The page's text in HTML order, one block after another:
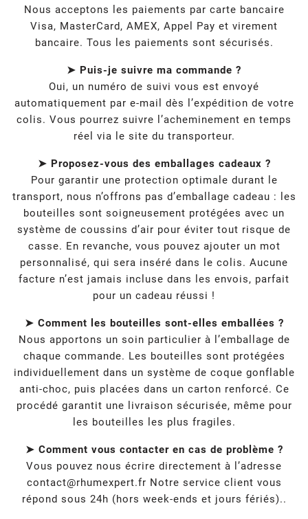
Nous acceptons les paiements par carte bancaire
Visa, MasterCard, AMEX, Appel Pay et virement
bancaire. Tous les paiements sont sécurisés.
➤ Puis-je suivre ma commande ?
Oui, un numéro de suivi vous est envoyé
automatiquement par e-mail dès l’expédition de votre
colis. Vous pourrez suivre l’acheminement en temps
réel via le site du transporteur.
➤ Proposez-vous des emballages cadeaux ?
Pour garantir une protection optimale durant le
transport, nous n’offrons pas d’emballage cadeau : les
bouteilles sont soigneusement protégées avec un
système de coussins d’air pour éviter tout risque de
casse. En revanche, vous pouvez ajouter un mot
personnalisé, qui sera inséré dans le colis. Aucune
facture n’est jamais incluse dans les envois, parfait
pour un cadeau réussi !
➤ Comment les bouteilles sont-elles emballées ?
Nous apportons un soin particulier à l’emballage de
chaque commande. Les bouteilles sont protégées
individuellement dans un système de coque gonflable
anti-choc, puis placées dans un carton renforcé. Ce
procédé garantit une livraison sécurisée, même pour
les bouteilles les plus fragiles.
➤ Comment vous contacter en cas de problème ?
Vous pouvez nous écrire directement à l’adresse
contact@rhumexpert.fr Notre service client vous
répond sous 24h (hors week-ends et jours fériés)..